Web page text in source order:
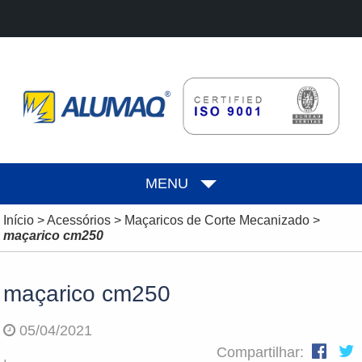
MENU
Início>Acessórios> Maçaricos de Corte Mecanizado>
maçarico cm250
maçarico cm250
05/04/2021
Compartilhar: